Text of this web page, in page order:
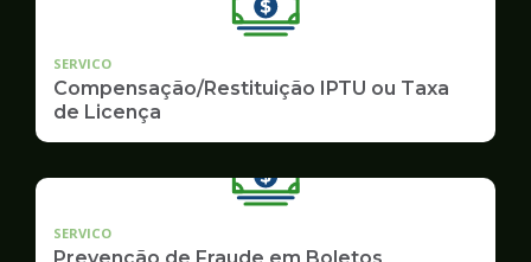
SERVICO
Compensação/Restituição IPTU ou Taxa
de Licença
SERVICO